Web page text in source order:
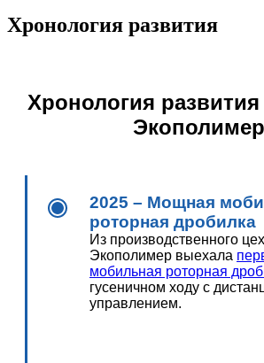
Хронология развития
Хронология
Экополимер
2025 – Мощная
роторная дробилка
Из производственного
Экополимер выехала
мобильная роторная
гусеничном ходу с
управлением.